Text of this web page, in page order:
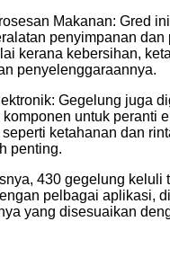
Makanan: Gred
penyimpanan dan
kerana kebersihan,
penyelenggaraannya.
Gegelung juga
untuk peranti
ketahanan dan
penting.
430 gegelung keluli
pelbagai aplikasi,
yang disesuaikan